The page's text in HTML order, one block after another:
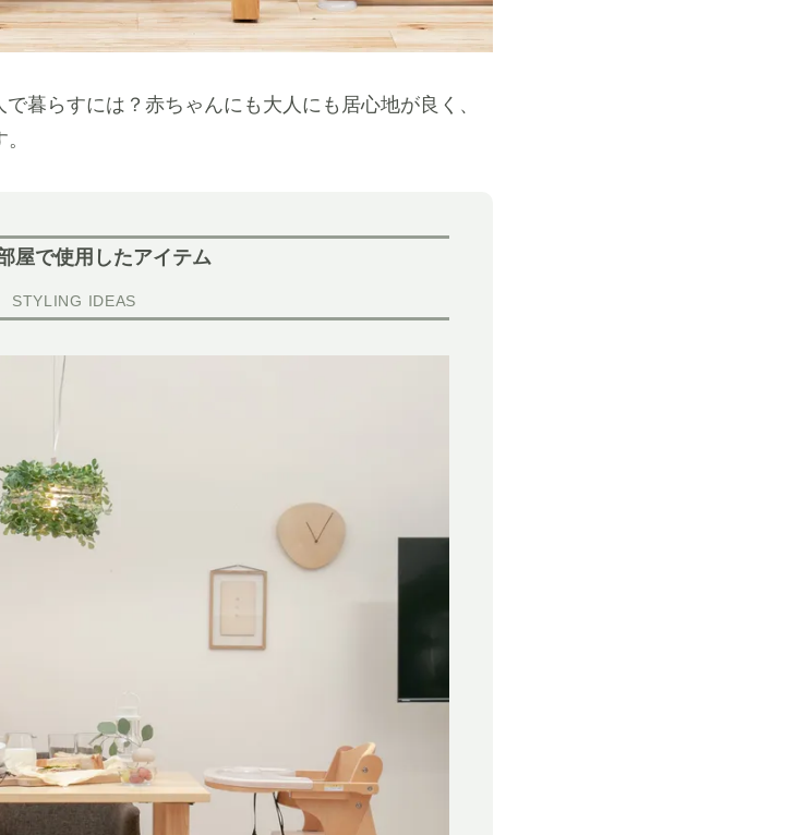
暮らすには？赤ちゃんにも大人にも居心地が良く、
屋で使用したアイテム
STYLING IDEAS